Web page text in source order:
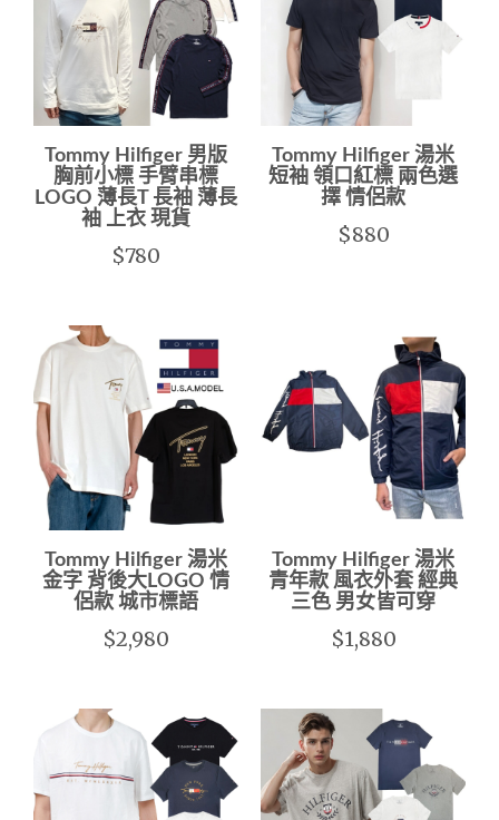
Tommy Hilfiger 男版
胸前小標 手臂串標
LOGO 薄長T 長袖 薄長
袖 上衣 現貨
$780
Tommy Hilfiger 湯米
短袖 領口紅標 兩色選
擇 情侶款
$880
Tommy Hilfiger 湯米
金字 背後大LOGO 情
侶款 城市標語
$2,980
Tommy Hilfiger 湯米
青年款 風衣外套 經典
三色 男女皆可穿
$1,880